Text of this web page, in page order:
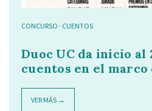
CONCURSO · CUENTOS
Duoc UC da inicio al
cuentos en el marco
VER MÁS →